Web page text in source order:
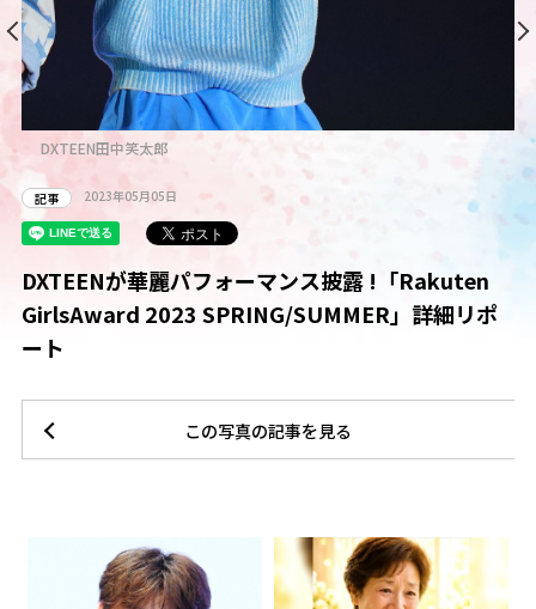
DXTEEN田中笑太郎
記事 2023年05月05日
DXTEENが華麗パフォーマンス披露 !「Rakuten
GirlsAward 2023 SPRING/SUMMER」詳細リポ
ート
この写真の記事を見る